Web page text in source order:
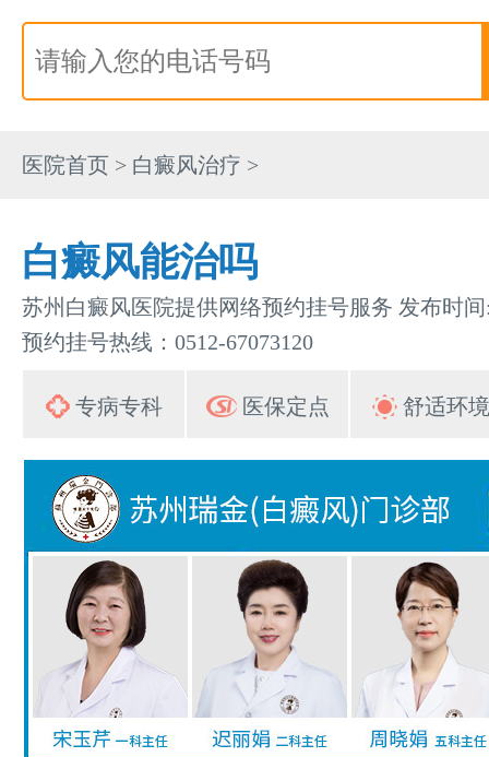
医院首页 > 白癜风治疗 >
白癜风能治吗
苏州白癜风医院提供网络预约挂号服务 发布时间
预约挂号热线：0512-67073120
专病专科 医保定点 舒适环境